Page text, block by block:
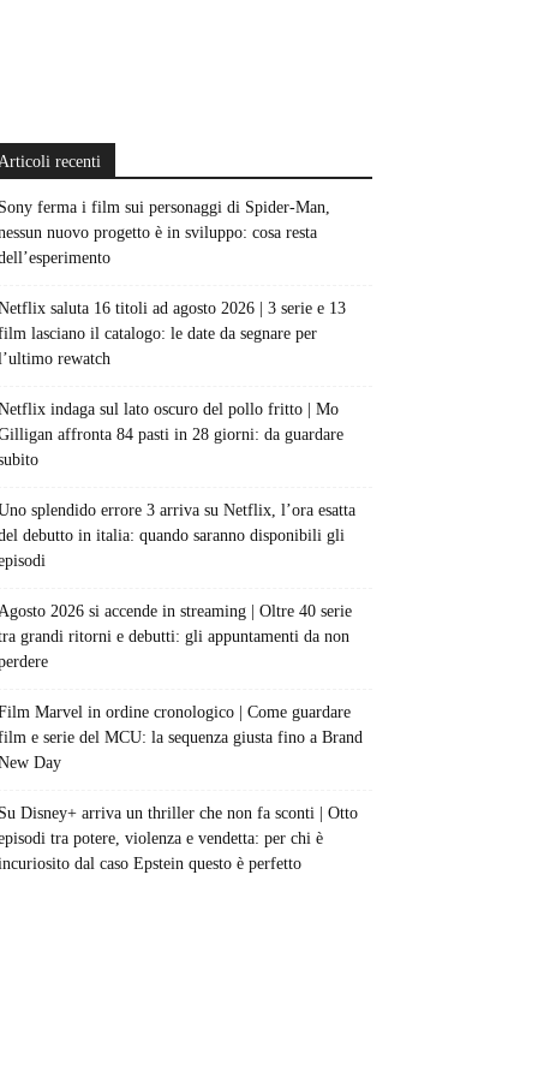
recenti
Sony ferma i film sui personaggi di Spider-Man,
nuovo progetto è in sviluppo: cosa resta
saluta 16 titoli ad agosto 2026 | 3 serie e 13
lasciano il catalogo: le date da segnare per
rewatch
indaga sul lato oscuro del pollo fritto | Mo
affronta 84 pasti in 28 giorni: da guardare
splendido errore 3 arriva su Netflix, l’ora esatta
debutto in italia: quando saranno disponibili gli
2026 si accende in streaming | Oltre 40 serie
grandi ritorni e debutti: gli appuntamenti da non
Marvel in ordine cronologico | Come guardare
e serie del MCU: la sequenza giusta fino a Brand
Day
Su Disney+ arriva un thriller che non fa sconti | Otto
tra potere, violenza e vendetta: per chi è
dal caso Epstein questo è perfetto